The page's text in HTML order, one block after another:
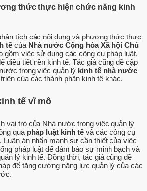
thức thực hiện chức năng kinh
tích các nội dung và phương thức thực
tế của Nhà nước Cộng hòa Xã hội Chủ
gồm việc sử dụng các công cụ pháp luật,
điều tiết nền kinh tế. Tác giả cũng đề cập
trong việc quản lý kinh tế nhà nước
của các thành phần kinh tế khác.
tế vĩ mô
vai trò của Nhà nước trong việc quản lý
qua pháp luật kinh tế và các công cụ
Luận án nhấn mạnh sự cần thiết của việc
pháp luật để đảm bảo sự minh bạch và
lý kinh tế. Đồng thời, tác giả cũng đề
để tăng cường năng lực quản lý của các